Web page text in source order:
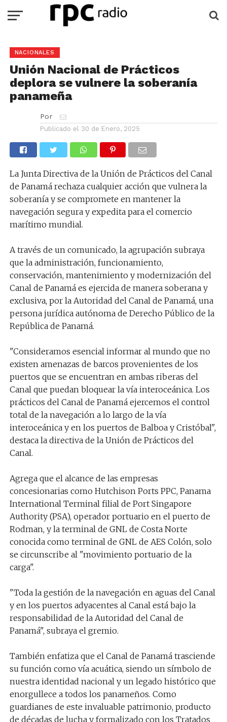
NACIONALES
Unión Nacional de Prácticos
deplora se vulnere la soberanía
panameña
Por
Publicado el 30 de Enero, 2025
La Junta Directiva de la Unión de Prácticos del Canal
de Panamá rechaza cualquier acción que vulnera la
soberanía y se compromete en mantener la
navegación segura y expedita para el comercio
marítimo mundial.
A través de un comunicado, la agrupación subraya
que la administración, funcionamiento,
conservación, mantenimiento y modernización del
Canal de Panamá es ejercida de manera soberana y
exclusiva, por la Autoridad del Canal de Panamá, una
persona jurídica autónoma de Derecho Público de la
República de Panamá.
"Consideramos esencial informar al mundo que no
existen amenazas de barcos provenientes de los
puertos que se encuentran en ambas riberas del
Canal que puedan bloquear la vía interoceánica. Los
prácticos del Canal de Panamá ejercemos el control
total de la navegación a lo largo de la vía
interoceánica y en los puertos de Balboa y Cristóbal",
destaca la directiva de la Unión de Prácticos del
Canal.
Agrega que el alcance de las empresas
concesionarias como Hutchison Ports PPC, Panama
International Terminal filial de Port Singapore
Authority (PSA), operador portuario en el puerto de
Rodman, y la terminal de GNL de Costa Norte
conocida como terminal de GNL de AES Colón, solo
se circunscribe al "movimiento portuario de la
carga".
"Toda la gestión de la navegación en aguas del Canal
y en los puertos adyacentes al Canal está bajo la
responsabilidad de la Autoridad del Canal de
Panamá", subraya el gremio.
También enfatiza que el Canal de Panamá trasciende
su función como vía acuática, siendo un símbolo de
nuestra identidad nacional y un legado histórico que
enorgullece a todos los panameños. Como
guardianes de este invaluable patrimonio, producto
de décadas de lucha y formalizado con los Tratados